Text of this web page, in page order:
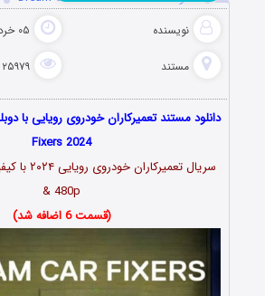
نویسنده ۰۵ خرداد ۱۴۰۳
مستند ۲۵۹۷۹ بازدید
Fixers 2024
& 480p
(قسمت 6 اضافه شد)